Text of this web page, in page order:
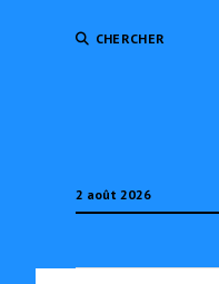
CHERCHER
2 août 2026